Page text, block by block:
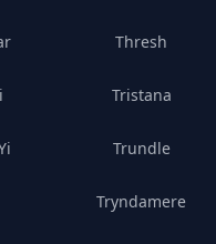
Thresh
Tristana
Trundle
Tryndamere